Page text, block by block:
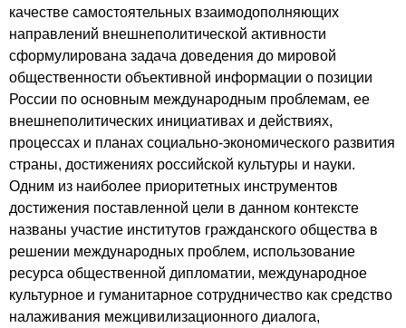
качестве самостоятельных взаимодополняющих
направлений внешнеполитической активности
сформулирована задача доведения до мировой
общественности объективной информации о позиции
России по основным международным проблемам, ее
внешнеполитических инициативах и действиях,
процессах и планах социально-экономического развития
страны, достижениях российской культуры и науки.
Одним из наиболее приоритетных инструментов
достижения поставленной цели в данном контексте
названы участие институтов гражданского общества в
решении международных проблем, использование
ресурса общественной дипломатии, международное
культурное и гуманитарное сотрудничество как средство
налаживания межцивилизационного диалога,